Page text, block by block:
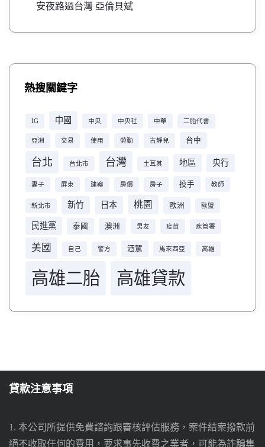
安夜路過台灣 亞倫貝斌
熱搜關鍵字
IG 中國 中央 中央社 中華 二胎代書
亞洲 交易 使用 勞動 古靜兒 台中
台北 台北市 台灣 土耳其 地區 央行
妻子 屏東 建案 房價 房子 投手 教師
新北市 新竹 日本 桃園 歐洲 歐盟
民進黨 泰國 澳洲 男友 疫苗 疾管署
美國 自己 警方 酒駕 馬來西亞 高雄
高雄二胎 高雄貸款
貸款注意事項
1. 本公司所提供免費諮詢跟審核評估服務，案件結案撥款前
絕不收取任何的費用，要求事先收費之業者，可能為詐騙集